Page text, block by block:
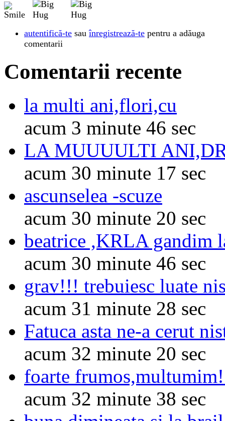
autentifică-te sauînregistrează-te pentru a adăuga
comentarii
Comentarii recente
la multi ani,flori,cu
acum 3 minute 46 sec
LA MUUUULTI
acum 30 minute 17 sec
ascunselea -scuze
acum 30 minute 20 sec
beatrice ,KRLA gandim
acum 30 minute 46 sec
grav!!! trebuiesc luate
acum 31 minute 28 sec
Fatuca asta ne-a cerut
acum 32 minute 20 sec
foarte
acum 32 minute 38 sec